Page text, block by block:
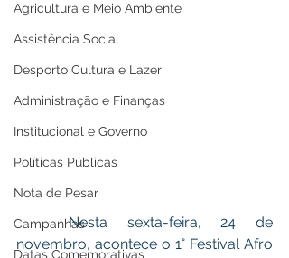
Agricultura e Meio Ambiente
Assistência Social
Desporto Cultura e Lazer
Administração e Finanças
Institucional e Governo
Políticas Públicas
Nota de Pesar
Campanhas
Datas Comemorativas
	Nesta sexta-feira, 24 de
novembro, acontece o 1° Festival Afro